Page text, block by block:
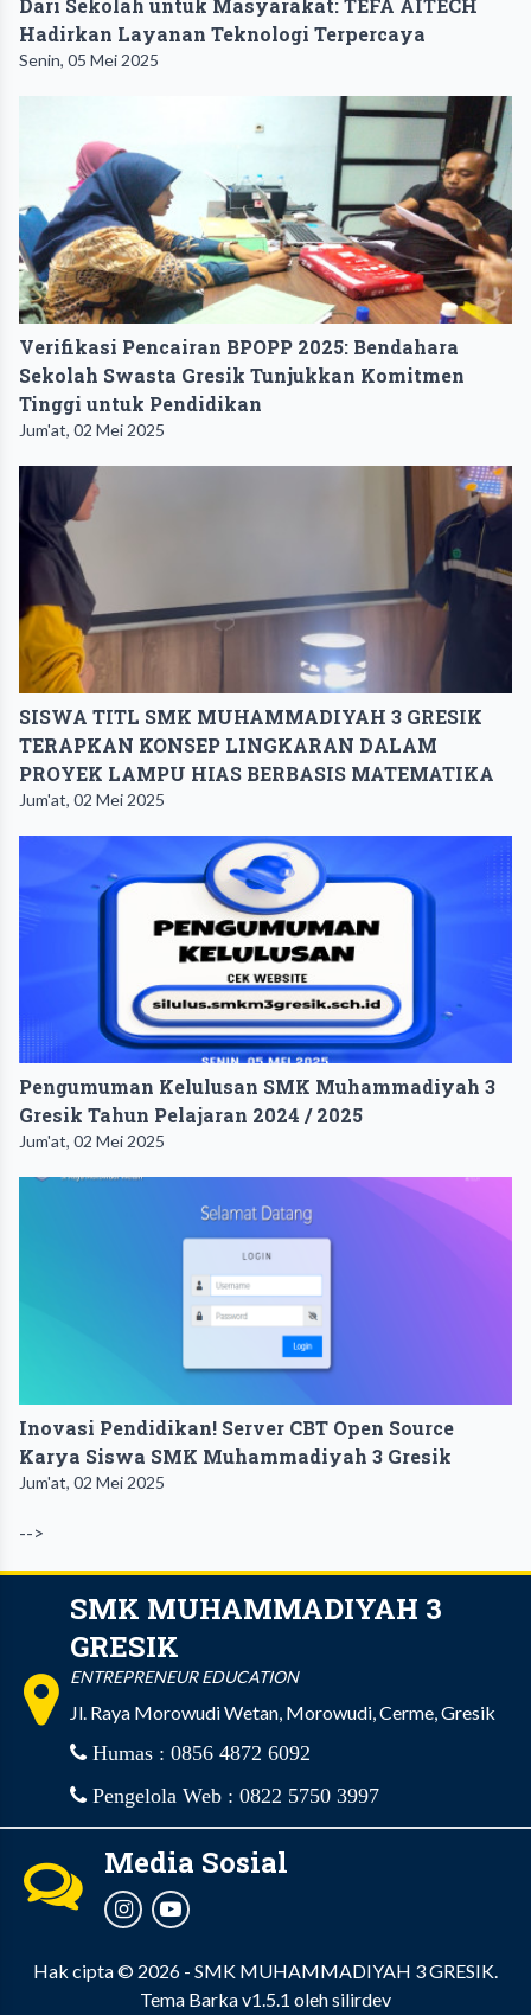
Dari Sekolah untuk Masyarakat: TEFA AITECH
Hadirkan Layanan Teknologi Terpercaya
Senin, 05 Mei 2025
Verifikasi Pencairan BPOPP 2025: Bendahara
Sekolah Swasta Gresik Tunjukkan Komitmen
Tinggi untuk Pendidikan
Jum'at, 02 Mei 2025
SISWA TITL SMK MUHAMMADIYAH 3 GRESIK
TERAPKAN KONSEP LINGKARAN DALAM
PROYEK LAMPU HIAS BERBASIS MATEMATIKA
Jum'at, 02 Mei 2025
Pengumuman Kelulusan SMK Muhammadiyah 3
Gresik Tahun Pelajaran 2024 / 2025
Jum'at, 02 Mei 2025
Inovasi Pendidikan! Server CBT Open Source
Karya Siswa SMK Muhammadiyah 3 Gresik
Jum'at, 02 Mei 2025
-->
SMK MUHAMMADIYAH 3
GRESIK
ENTREPRENEUR EDUCATION
Jl. Raya Morowudi Wetan, Morowudi, Cerme, Gresik
Humas : 0856 4872 6092
Pengelola Web : 0822 5750 3997
Media Sosial
Hak cipta © 2026 - SMK MUHAMMADIYAH 3 GRESIK.
Tema Barka v1.5.1 olehsilirdev